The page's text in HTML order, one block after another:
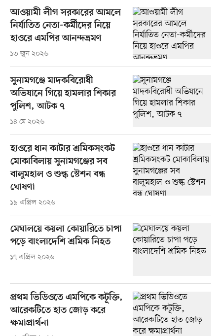
আওয়ামী লীগ সরকারের আমলে
নির্যাতিত নেতা-কর্মীদের নিয়ে
হাওরে এমপির আনন্দভ্রমণ
১৩ জুন ২০২৬
সুনামগঞ্জে মাদকবিরোধী
অভিযানে গিয়ে হামলার শিকার
পুলিশ, আটক ৭
১৪ মে ২০২৬
হাওরে ধান কাটার শ্রমিকসংকট
মোকাবিলায় সুনামগঞ্জের সব
বালুমহাল ও শুল্ক স্টেশন বন্ধ
ঘোষণা
১৯ এপ্রিল ২০২৬
মেঘালয়ে কয়লা কোয়ারিতে চাপা
পড়ে বাংলাদেশি শ্রমিক নিহত
১৭ এপ্রিল ২০২৬
প্রথম ভিডিওতে এমপিকে কটূক্তি,
আরেকটিতে হাত জোড় করে
ক্ষমাপ্রার্থনা